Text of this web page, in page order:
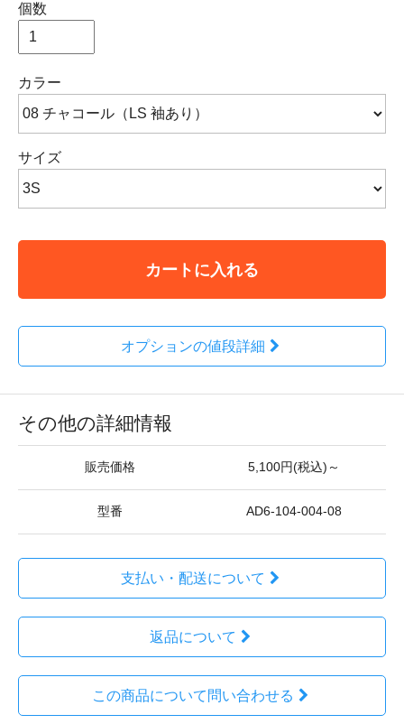
個数
カラー
サイズ
カートに入れる
オプションの値段詳細
その他の詳細情報
販売価格 5,100円(税込)～
型番 AD6-104-004-08
支払い・配送について
返品について
この商品について問い合わせる